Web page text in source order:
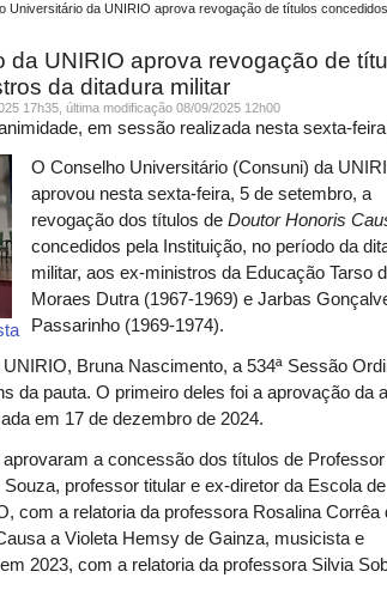
Universitário da UNIRIO aprova revogação de títulos
da UNIRIO aprova revogação de
da ditadura militar
17h35,última modificação 08/09/2025 12h00
em sessão realizada nesta sexta-
O Conselho Universitário (Consuni) da
aprovou nesta sexta-feira, 5 de setembro, a
revogação dos títulos deDoutor Honoris
concedidos pela Instituição, no período da
militar, aos ex-ministros da Educação Tarso
Moraes Dutra (1967-1969) e Jarbas
Passarinho (1969-1974).
UNIRIO, Bruna Nascimento, a534ª Sessão
da pauta. O primeiro deles foi a aprovação da
em 17 de dezembro de 2024.
a concessão dos títulos de Professor
professor titular e ex-diretor da Escola de
com a relatoria da professora Rosalina Corrêa
a Violeta Hemsy de Gainza, musicista e
2023, com a relatoria da professora Silvia